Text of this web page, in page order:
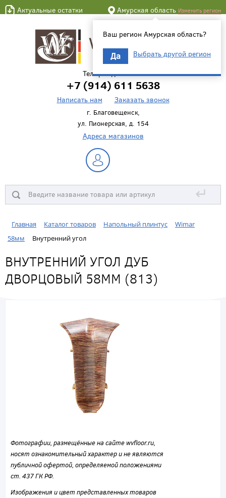
Актуальные остатки Амурская область Изменить регион
Ваш регион Амурская область?
Да Выбрать другой регион
Телефон для связи
+7 (914) 611 5638
Написать нам Заказать звонок
г. Благовещенск,
ул. Пионерская, д. 154
Адреса магазинов
↵
Главная Каталог товаров Напольный плинтус
Wimar
58мм
Внутренний угол
ВНУТРЕННИЙ УГОЛ ДУБ
ДВОРЦОВЫЙ 58ММ (813)
Фотографии, размещённые на сайте wvfloor.ru,
носят ознакомительный характер и не являются
публичной офертой, определяемой положениями
ст. 437 ГК РФ.
Изображения и цвет представленных товаров